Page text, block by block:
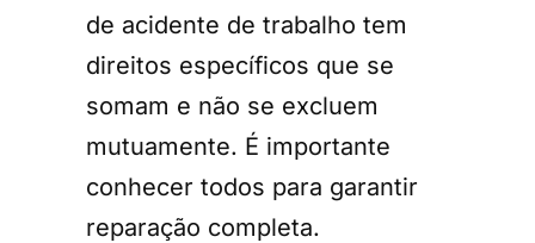
de acidente de trabalho tem
direitos específicos que se
somam e não se excluem
mutuamente. É importante
conhecer todos para garantir
reparação completa.